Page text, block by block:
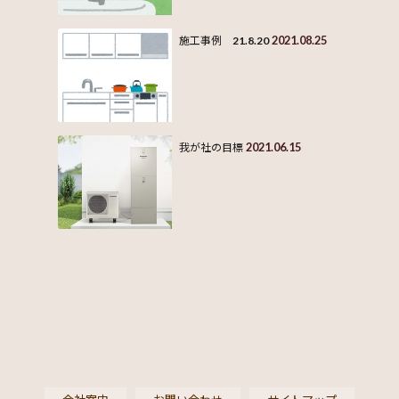
施工事例 21.8.20 2021.08.25
我が社の目標 2021.06.15